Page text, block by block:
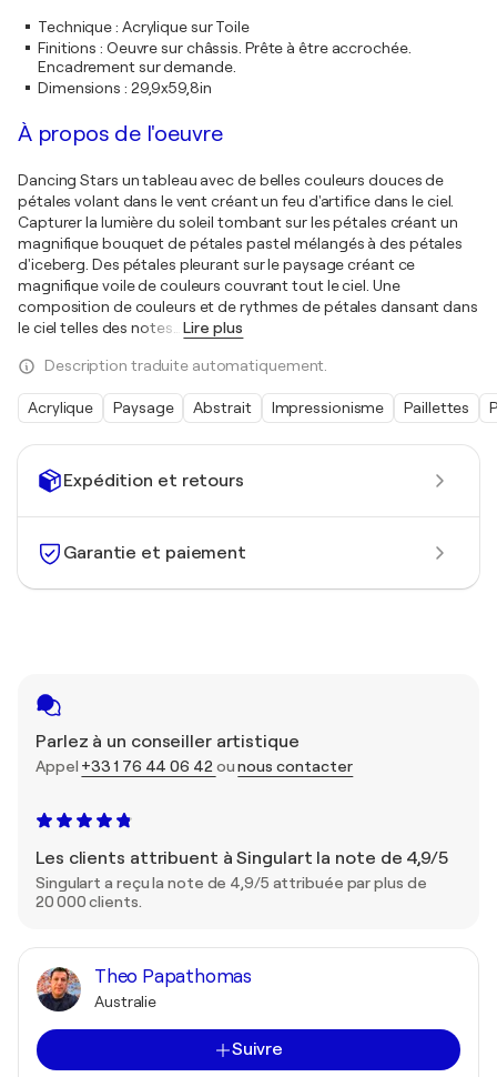
Expédition et retours
Garantie et paiement
Parlez à un conseiller artistique
Appel +33 1 76 44 06 42 ounous contacter
Les clients attribuent à Singulart la note de 4,9/5
Singulart a reçu la note de 4,9/5 attribuée par plus de
20 000 clients.
Theo Papathomas
Australie
Suivre
Technique: Acrylique sur Toile
Finitions : Oeuvre sur châssis. Prête à être accrochée.
Encadrement sur demande.
Dimensions : 29,9x59,8in
À propos de l'oeuvre
Dancing Stars un tableau avec de belles couleurs douces de
pétales volant dans le vent créant un feu d'artifice dans le ciel.
Capturer la lumière du soleil tombant sur les pétales créant un
magnifique bouquet de pétales pastel mélangés à des pétales
d'iceberg. Des pétales pleurant sur le paysage créant ce
magnifique voile de couleurs couvrant tout le ciel. Une
composition de couleurs et de rythmes de pétales dansant dans
le ciel telles des notes
Lire plus
Description traduite automatiquement.
Acrylique Paysage Abstrait Impressionisme Paillettes